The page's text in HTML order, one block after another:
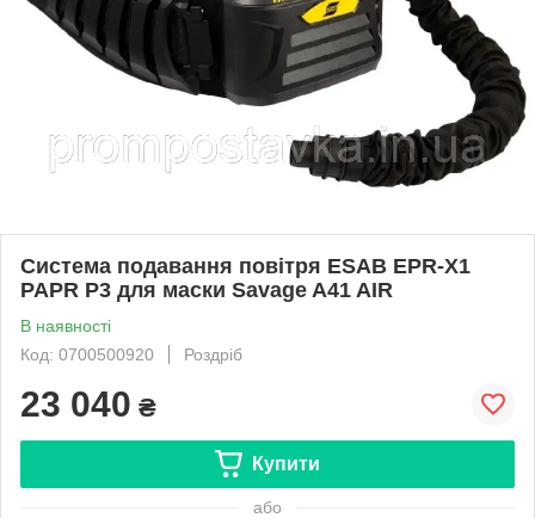
Система подавання повітря ESAB EPR-X1
PAPR P3 для маски Savage A41 AIR
В наявності
Код: 0700500920
Роздріб
23 040 ₴
Купити
або